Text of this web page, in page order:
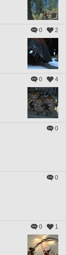
0 2
0 4
0
0
0 1